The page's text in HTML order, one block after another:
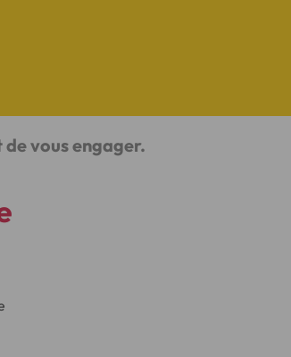
vous engager.